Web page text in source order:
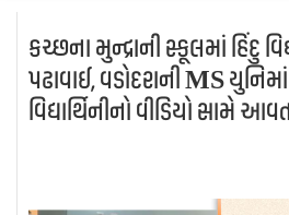
કચ્છના મુન્દ્રાની સ્કૂલમાં હિંદુ
પઢાવાઈ, વડોદરાની MS
વિદ્યાર્થિનીનો વીડિયો સામે